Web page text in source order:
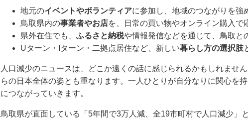
地元のイベントやボランティアに参加し、地域のつながりを強
鳥取県内の事業者やお店を、日常の買い物やオンライン購入で
県外在住でも、 ふるさと納税や情報発信などを通じて、鳥取と
Uターン・Iターン・二拠点居住など、新しい暮らし方の選択肢
人口減少のニュースは、どこか遠くの話に感じられるかもしれませ
らの日本全体の姿とも重なります。一人ひとりが自分なりに関心を
につながっていきます。
鳥取県が直面している「5年間で3万人減、全19市町村で人口減少」